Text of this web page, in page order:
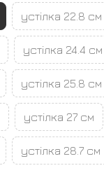
устілка 22.8 см
устілка 24.4 см
устілка 25.8 см
устілка 27 см
устілка 28.7 см